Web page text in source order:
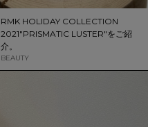
RMK HOLIDAY COLLECTION
2021"PRISMATIC LUSTER"をご紹
介。
BEAUTY